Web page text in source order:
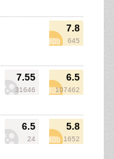
7.8
645
7.55
31646
6.5
107462
6.5
24
5.8
1652